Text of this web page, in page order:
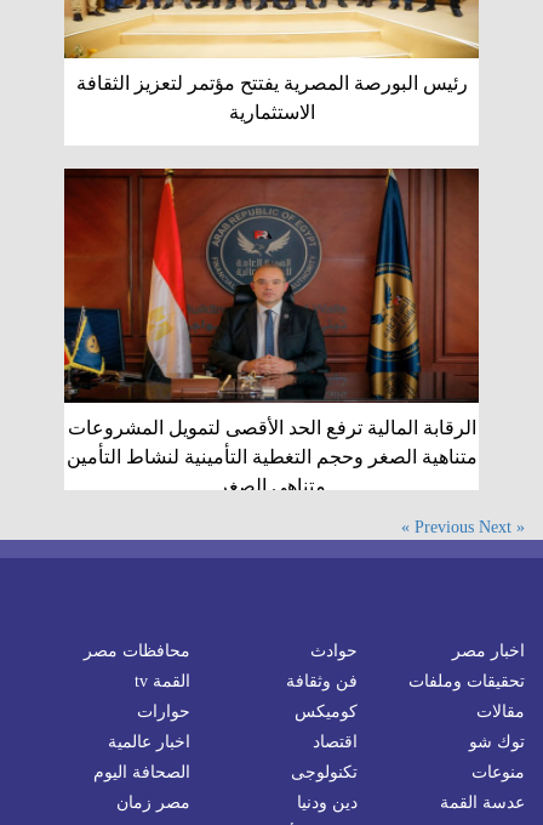
رئيس البورصة المصرية يفتتح مؤتمر لتعزيز الثقافة
الاستثمارية
الرقابة المالية ترفع الحد الأقصى لتمويل المشروعات
متناهية الصغر وحجم التغطية التأمينية لنشاط التأمين
متناهي الصغر
« Previous
Next »
اخبار مصر حوادث
محافظات مصر
تحقيقات وملفات
فن وثقافة
القمة tv
مقالات
كوميكس
حوارات
توك شو
اقتصاد
اخبار عالمية
منوعات
تكنولوجى
الصحافة اليوم
عدسة القمة
دين ودنيا
مصر زمان